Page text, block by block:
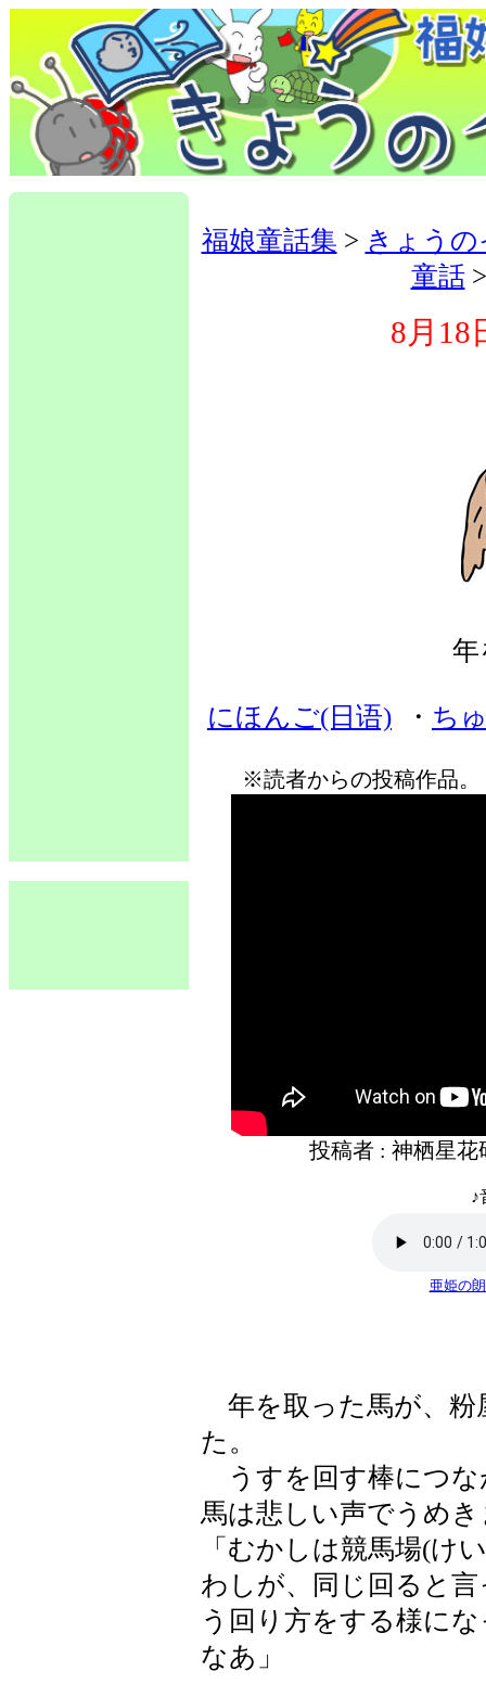
福娘童話集 > きょう
童話
8月18
年
にほんご(日语) ・ ち
※読者からの投稿作品
投稿者 : 神栖星
♪
亜姫の
年を取った馬が、粉
た。
うすを回す棒につな
馬は悲しい声でうめ
「むかしは競馬場(け
わしが、同じ回ると
う回り方をする様に
なあ」